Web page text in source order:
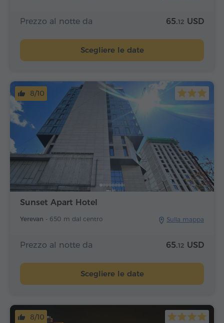
Prezzo al notte da 65.12 USD
Scegliere le date
Sunset Apart Hotel
Yerevan - 650 m dal centro Sulla mappa
8/10
Prezzo al notte da 65.12 USD
Scegliere le date
8/10